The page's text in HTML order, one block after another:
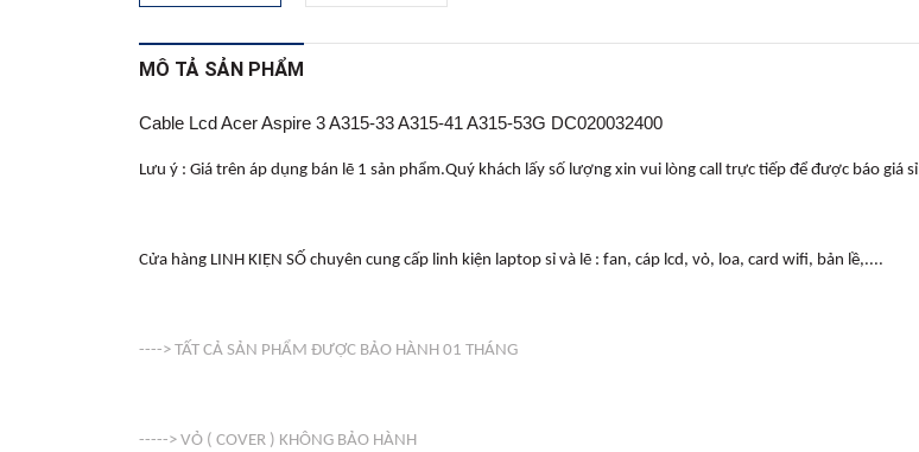
MÔ TẢ SẢN PHẨM
Cable Lcd Acer Aspire 3 A315-33 A315-41 A315-53G DC020032400
Lưu ý : Giá trên áp dụng bán lẽ 1 sản phẩm.Quý khách lấy số lượng xin vui lòng call trực tiếp để được báo giá sỉ
Cửa hàng LINH KIỆN SỐ chuyên cung cấp linh kiện laptop sỉ và lẽ : fan, cáp lcd, vỏ, loa, card wifi, bản lề,....
----> TẤT CẢ SẢN PHẨM ĐƯỢC BẢO HÀNH 01 THÁNG
-----> VỎ ( COVER ) KHÔNG BẢO HÀNH